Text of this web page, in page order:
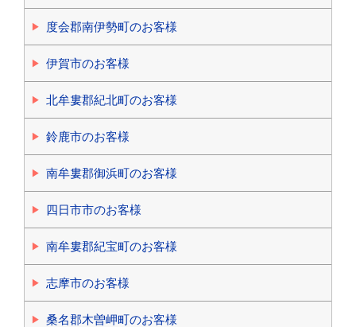
度会郡南伊勢町のお客様
伊賀市のお客様
北牟婁郡紀北町のお客様
鈴鹿市のお客様
南牟婁郡御浜町のお客様
四日市市のお客様
南牟婁郡紀宝町のお客様
志摩市のお客様
桑名郡木曽岬町のお客様